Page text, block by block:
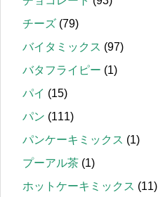
チーズ (79)
バイタミックス (97)
バタフライピー (1)
パイ (15)
パン (111)
パンケーキミックス (1)
プーアル茶 (1)
ホットケーキミックス (11)